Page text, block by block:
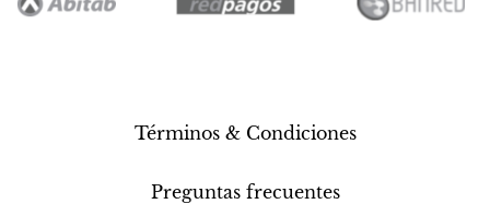
Términos & Condiciones
Preguntas frecuentes